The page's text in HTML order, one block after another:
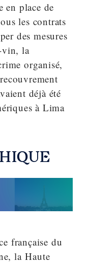
en place de
les contrats
des mesures
vin, la
organisé,
déjà été
à Lima
française du
la Haute